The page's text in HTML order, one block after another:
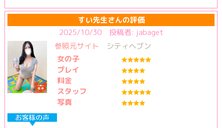
性格もその通りで、終始優しく包み込んでいただきました。
何と言っても大きくとても柔らかいバスト。
とにかく顔を埋めることが大丈夫な私は、柔らかさと温かさ
と、包み込むように頭を抱いてくれる優しさに天にも登る心
地でした。
お肌も白く柔らかく、母性そのもので抱き心地を堪能させて
いただきました。
そして何より、終始包み込むような優しく穏やかな目。甘え
るならこんな女性に甘えたいを体現されたような方でした。
すい先生さんの評価
2025/10/30 投稿者: jabaget
参照元サイト シティヘブン
女の子
プレイ
料金
スタッフ
写真